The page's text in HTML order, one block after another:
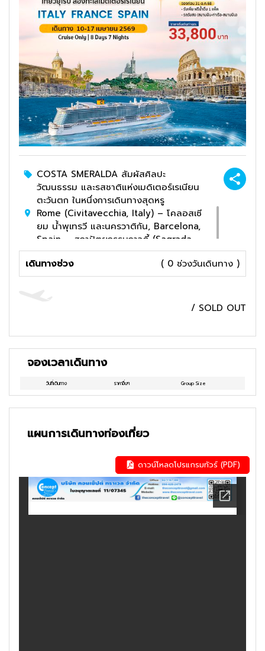
COSTA SMERALDA สัมผัสศิลปะ
วัฒนธรรม และรสชาติแห่งเมดิเตอร์เรเนียน
ตะวันตก ในหนึ่งการเดินทางสุดหรู
Rome (Civitavecchia, Italy) – โคลอสเซี
ยม น้ำพุเทรวี และนครวาติกัน, Barcelona,
Spain – สถาปัตยกรรมกาวดี้ (Sagrada
Família), ถนน La Rambla,
Marseille/Provence, France – ท่าเรือ
เก่า (Vieux-Port), โบสถ์ Notre-Dame de
เดินทางช่วง ( 0 ช่วงวันเดินทาง )
/ SOLD OUT
จองเวลาเดินทาง
วันที่เดินทาง ราคาอื่นๆ Group Size
แผนการเดินทางท่องเที่ยว
ดาวน์โหลดโปรแกรมทัวร์ (PDF)